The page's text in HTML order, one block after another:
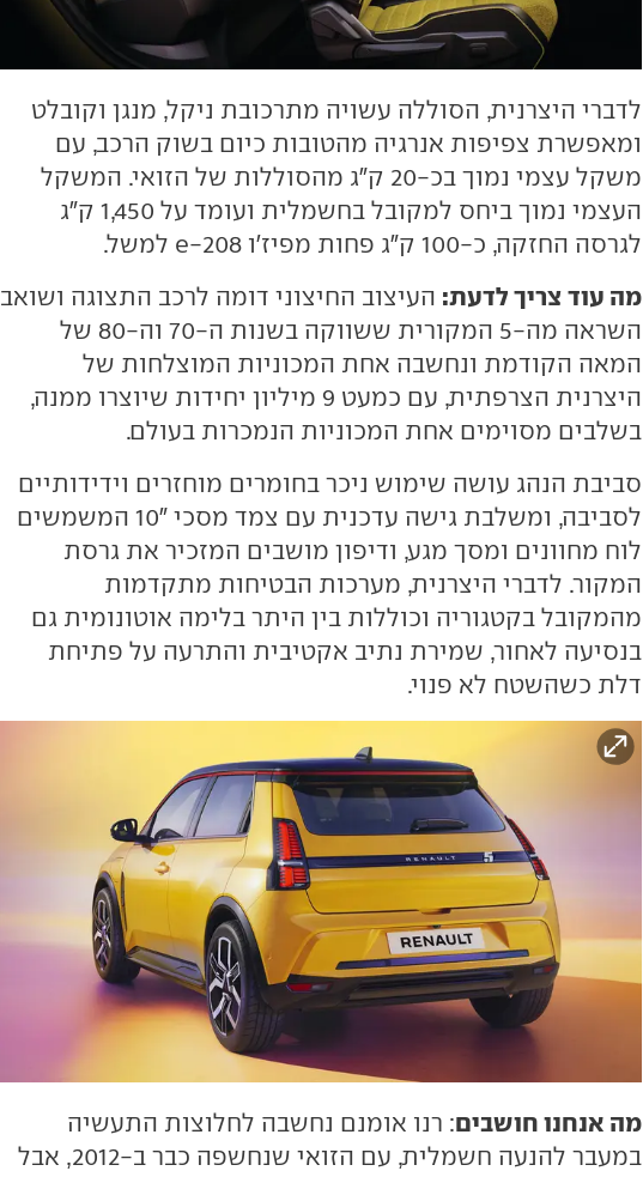
לדברי היצרנית, הסוללה עשויה מתרכובת ניקל, מנגן וקובלט
ומאפשרת צפיפות אנרגיה מהטובות כיום בשוק הרכב, עם
משקל עצמי נמוך בכ-20 ק"ג מהסוללות של הזואי. המשקל
העצמי נמוך ביחס למקובל בחשמלית ועומד על 1,450 ק"ג
לגרסה החזקה, כ-100 ק"ג פחות מפיז'ו e-208 למשל.
מה עוד צריך לדעת: העיצוב החיצוני דומה לרכב התצוגה ושואב
השראה מה-5 המקורית ששווקה בשנות ה-70 וה-80 של
המאה הקודמת ונחשבה אחת המכוניות המוצלחות של
היצרנית הצרפתית, עם כמעט 9 מיליון יחידות שיוצרו ממנה,
בשלבים מסוימים אחת המכוניות הנמכרות בעולם.
סביבת הנהג עושה שימוש ניכר בחומרים מוחזרים וידידותיים
לסביבה, ומשלבת גישה עדכנית עם צמד מסכי "10 המשמשים
לוח מחוונים ומסך מגע, ודיפון מושבים המזכיר את גרסת
המקור. לדברי היצרנית, מערכות הבטיחות מתקדמות
מהמקובל בקטגוריה וכוללות בין היתר בלימה אוטונומית גם
בנסיעה לאחור, שמירת נתיב אקטיבית והתרעה על פתיחת
דלת כשהשטח לא פנוי.
מה אנחנו חושבים: רנו אומנם נחשבה לחלוצות התעשיה
במעבר להנעה חשמלית, עם הזואי שנחשפה כבר ב-2012, אבל